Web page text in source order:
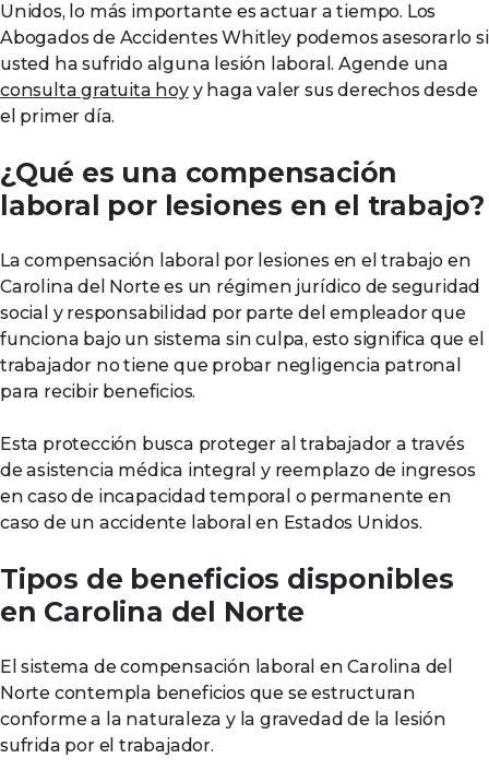
Unidos, lo más importante es actuar a tiempo. Los
Abogados de Accidentes Whitley podemos asesorarlo si
usted ha sufrido alguna lesión laboral. Agende una
consulta gratuita hoyy haga valer sus derechos desde
el primer día.
¿Qué es una compensación
laboral por lesiones en el trabajo?
La compensación laboral por lesiones en el trabajo en
Carolina del Norte es un régimen jurídico de seguridad
social y responsabilidad por parte del empleador que
funciona bajo un sistema sin culpa, esto significa que el
trabajador no tiene que probar negligencia patronal
para recibir beneficios.
Esta protección busca proteger al trabajador a través
de asistencia médica integral y reemplazo de ingresos
en caso de incapacidad temporal o permanente en
caso de un accidente laboral en Estados Unidos.
Tipos de beneficios disponibles
en Carolina del Norte
El sistema de compensación laboral en Carolina del
Norte contempla beneficios que se estructuran
conforme a la naturaleza y la gravedad de la lesión
sufrida por el trabajador.